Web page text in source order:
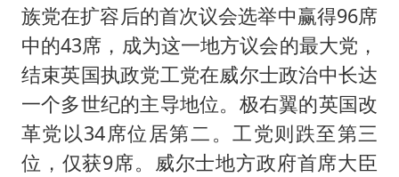
族党在扩容后的首次议会选举中赢得96席
中的43席，成为这一地方议会的最大党，
结束英国执政党工党在威尔士政治中长达
一个多世纪的主导地位。极右翼的英国改
革党以34席位居第二。工党则跌至第三
位，仅获9席。威尔士地方政府首席大臣